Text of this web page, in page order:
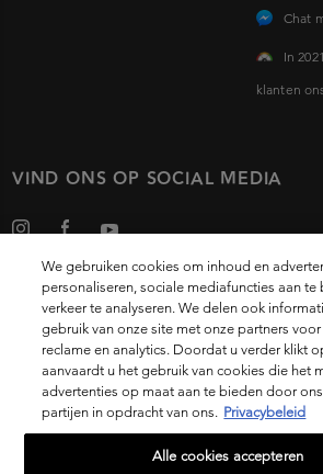
Chat
In
klanten
VIND ONS OP SOCIAL MEDIA
Choose your country
14, rue Royale 75008
We gebruiken cookies om inhoud en
personaliseren, sociale mediafuncties aan te
verkeer te analyseren. We delen ook
gebruik van onze site met onze partners
reclame en analytics. Doordat u verder klikt
aanvaardt u het gebruik van cookies die het
advertenties op maat aan te bieden door
partijen in opdracht van ons. Privacybeleid
Alle cookies accepteren